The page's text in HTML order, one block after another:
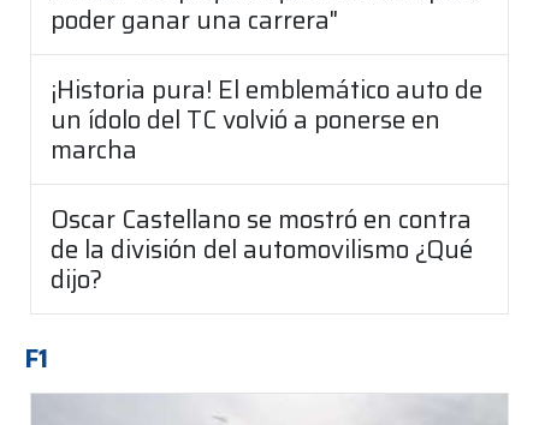
poder ganar una carrera"
¡Historia pura! El emblemático auto de
un ídolo del TC volvió a ponerse en
marcha
Oscar Castellano se mostró en contra
de la división del automovilismo ¿Qué
dijo?
F1